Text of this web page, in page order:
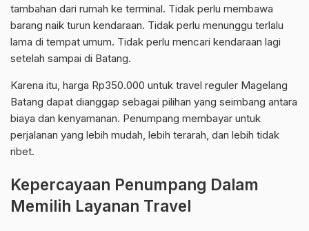
tambahan dari rumah ke terminal. Tidak perlu membawa
barang naik turun kendaraan. Tidak perlu menunggu terlalu
lama di tempat umum. Tidak perlu mencari kendaraan lagi
setelah sampai di Batang.
Karena itu, harga Rp350.000 untuk travel reguler Magelang
Batang dapat dianggap sebagai pilihan yang seimbang antara
biaya dan kenyamanan. Penumpang membayar untuk
perjalanan yang lebih mudah, lebih terarah, dan lebih tidak
ribet.
Kepercayaan Penumpang Dalam
Memilih Layanan Travel